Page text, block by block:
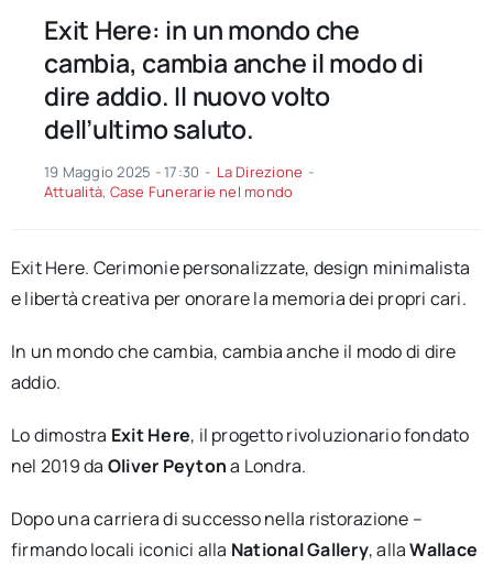
Exit Here: in un mondo che
cambia, cambia anche il modo di
dire addio. Il nuovo volto
dell’ultimo saluto.
19 Maggio 2025 - 17:30 - La Direzione -
Attualità, Case Funerarie nel mondo
Exit Here. Cerimonie personalizzate, design minimalista
e libertà creativa per onorare la memoria dei propri cari.
In un mondo che cambia, cambia anche il modo di dire
addio.
Lo dimostra Exit Here, il progetto rivoluzionario fondato
nel 2019 da Oliver Peytona Londra.
Dopo una carriera di successo nella ristorazione –
firmando locali iconici alla National Gallery, allaWallace